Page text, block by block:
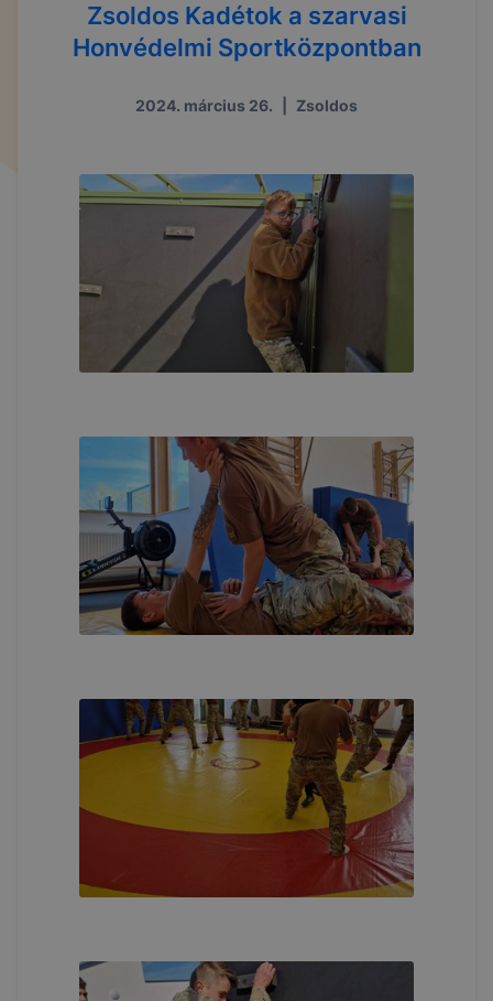
Zsoldos Kadétok a szarvasi
Honvédelmi Sportközpontban
2024. március 26. Zsoldos